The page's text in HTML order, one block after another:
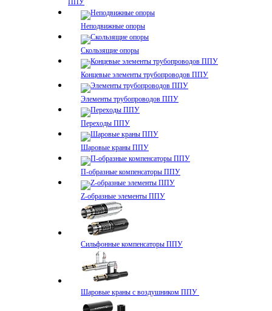
ППУ
Неподвижные опоры
Скользящие опоры
Концевые элементы трубопроводов ППУ
Элементы трубопроводов ППУ
Переходы ППУ
Шаровые краны ППУ
П-образные компенсаторы ППУ
Z-образные элементы ППУ
Сильфонные компенсаторы ППУ
Шаровые краны с воздушником ППУ